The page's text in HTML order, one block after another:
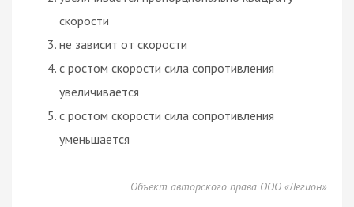
скорости
не зависит от скорости
с ростом скорости сила сопротивления
увеличивается
с ростом скорости сила сопротивления
уменьшается
Объект авторского права ООО «Легион»